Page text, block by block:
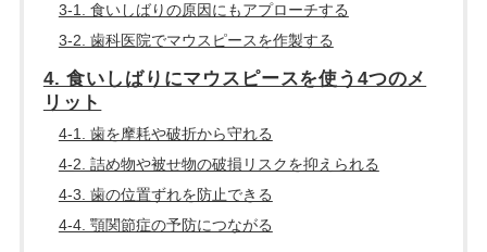
3-1. 食いしばりの原因にもアプローチする
3-2. 歯科医院でマウスピースを作製する
4. 食いしばりにマウスピースを使う4つのメ
リット
4-1. 歯を摩耗や破折から守れる
4-2. 詰め物や被せ物の破損リスクを抑えられる
4-3. 歯の位置ずれを防止できる
4-4. 顎関節症の予防につながる